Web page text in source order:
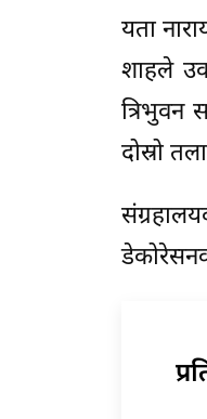
यता
शाहले
त्रिभुवन
दोस्रो